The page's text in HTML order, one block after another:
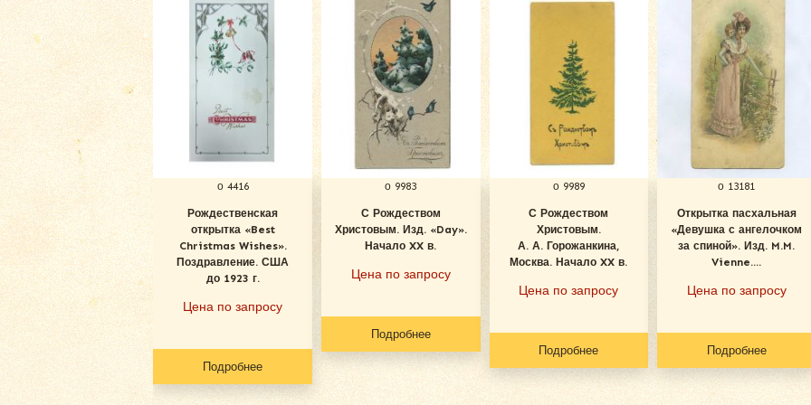
о 4416
Рождественская
открытка «Best
Christmas Wishes».
Поздравление. США
до 1923 г.
Цена по запросу
Подробнее
о 9983
С Рождеством
Христовым. Изд. «Day».
Начало XX в.
Цена по запросу
Подробнее
о 9989
С Рождеством
Христовым.
А. А. Горожанкина,
Москва. Начало XX в.
Цена по запросу
Подробнее
о 13181
Открытка пасхальная
«Девушка с ангелочком
за спиной». Изд. M.M.
Vienne....
Цена по запросу
Подробнее